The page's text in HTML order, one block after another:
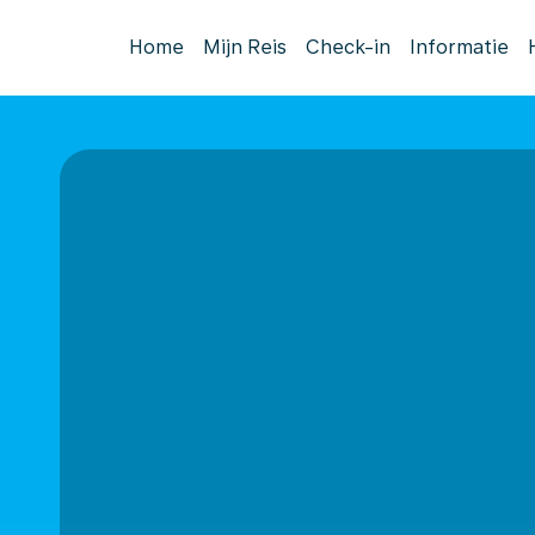
Home Mijn Reis Check-in Informatie